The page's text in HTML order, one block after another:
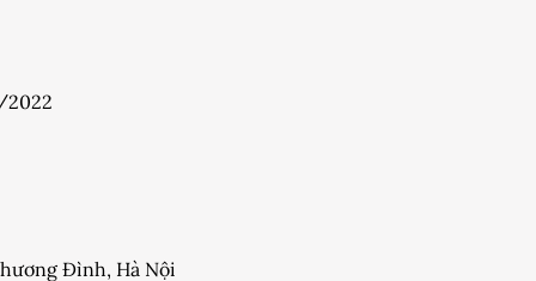
2022
Đình, Hà Nội